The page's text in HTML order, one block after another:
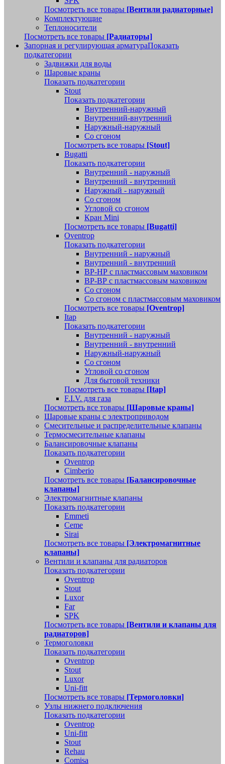
Посмотреть все товары [Вентили радиаторные]
Комплектующие
Теплоносители
Посмотреть все товары [Радиаторы]
Запорная и регулирующая арматураПоказать
подкатегории
Задвижки для воды
Шаровые краны
Показать подкатегории
Stout
Показать подкатегории
Внутренний-наружный
Внутренний-внутренний
Наружный-наружный
Со сгоном
Посмотреть все товары [Stout]
Bugatti
Показать подкатегории
Внутренний - наружный
Внутренний - внутренний
Наружный - наружный
Со сгоном
Угловой со сгоном
Кран Mini
Посмотреть все товары [Bugatti]
Oventrop
Показать подкатегории
Внутренний - наружный
Внутренний - внутренний
ВР-НР с пластмассовым маховиком
ВР-ВР с пластмассовым маховиком
Со сгоном
Со сгоном с пластмассовым маховиком
Посмотреть все товары [Oventrop]
Itap
Показать подкатегории
Внутренний - наружный
Внутренний - внутренний
Наружный-наружный
Со сгоном
Угловой со сгоном
Для бытовой техники
Посмотреть все товары [Itap]
F.I.V. для газа
Посмотреть все товары [Шаровые краны]
Шаровые краны с электроприводом
Смесительные и распределительные клапаны
Термосмесительные клапаны
Балансировочные клапаны
Показать подкатегории
Oventrop
Cimberio
Посмотреть все товары [Балансировочные
клапаны]
Электромагнитные клапаны
Показать подкатегории
Emmeti
Ceme
Sirai
Посмотреть все товары [Электромагнитные
клапаны]
Вентили и клапаны для радиаторов
Показать подкатегории
Oventrop
Stout
Luxor
Far
SPK
Посмотреть все товары [Вентили и клапаны для
радиаторов]
Термоголовки
Показать подкатегории
Oventrop
Stout
Luxor
Uni-fitt
Посмотреть все товары [Термоголовки]
Узлы нижнего подключения
Показать подкатегории
Oventrop
Uni-fitt
Stout
Rehau
Comisa